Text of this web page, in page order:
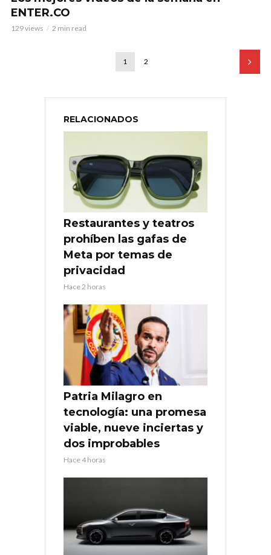
ENTER.CO
129 views 2 min read
1 2
RELACIONADOS
Restaurantes y teatros
prohíben las gafas de
Meta por temas de
privacidad
Hace 2 horas
Patria Milagro en
tecnología: una promesa
viable, nueve inciertas y
dos improbables
Hace 4 horas